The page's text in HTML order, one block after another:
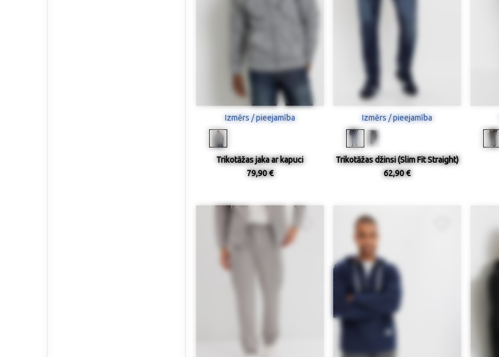
Izmērs / pieejamība
Trikotāžas jaka ar kapuci
79,90 €
Izmērs / pieejamība
Trikotāžas džinsi (Slim Fit Straight)
62,90 €